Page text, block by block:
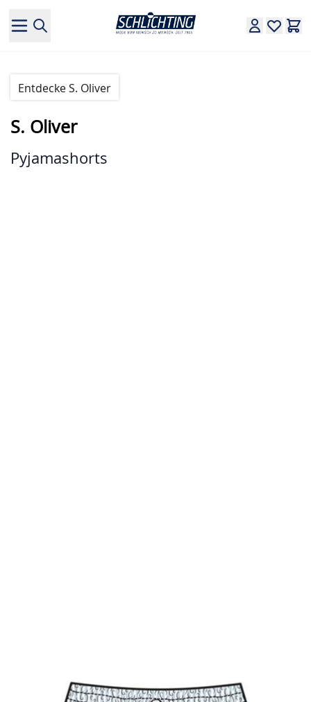
Entdecke S. Oliver
S. Oliver
Pyjamashorts